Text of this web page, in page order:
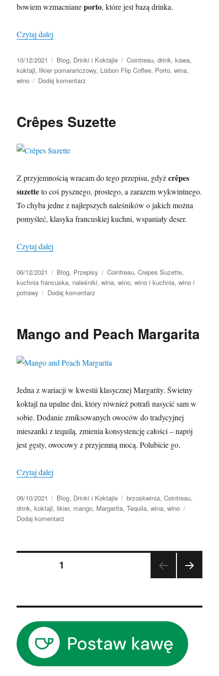
bowiem wzmacnianeporto, które jest bazą drinka.
Czytaj dalej
Data
publikacji
10/12/2021 Kategorie
Blog, Drinki i Koktajle Tagi
Cointreau,drink,kawa,
koktajl, likier pomarańczowy, Lisbon Flip Coffee, Porto,wina,
wino
Dodaj komentarz
Crêpes Suzette
Z przyjemnością wracam do tego przepisu, gdyżcrêpes
suzetteto coś pysznego, prostego, a zarazem wykwintnego.
To chyba jedne z najlepszych naleśników o jakich można
pomyśleć, klasyka francuskiej kuchni, wspaniały deser.
Czytaj dalej
Data
publikacji
06/12/2021 Kategorie
Blog, Przepisy Tagi
Cointreau,Crepes Suzette,
kuchnia francuska, naleśniki,wina,wino,wino i kuchnia,wino i
potrawy
Dodaj komentarz
Mango and Peach Margarita
Jedna z wariacji w kwestii klasycznej Margarity. Świetny
koktajl na upalne dni, który również potrafi nasycić sam w
sobie. Dodanie zmiksowanych owoców do tradycyjnej
mieszanki z tequilą, zmienia konsystencję całości – napój
jest gęsty, owocowy z przyjemną mocą. Polubicie go.
Czytaj dalej
Data
publikacji
06/10/2021 Kategorie
Blog, Drinki i Koktajle Tagi
brzoskwinia,Cointreau,
drink,koktajl, likier, mango, Margarita,Tequila,wina,wino
Dodaj komentarz
Stronicowanie
STRONA1
STR
ONA